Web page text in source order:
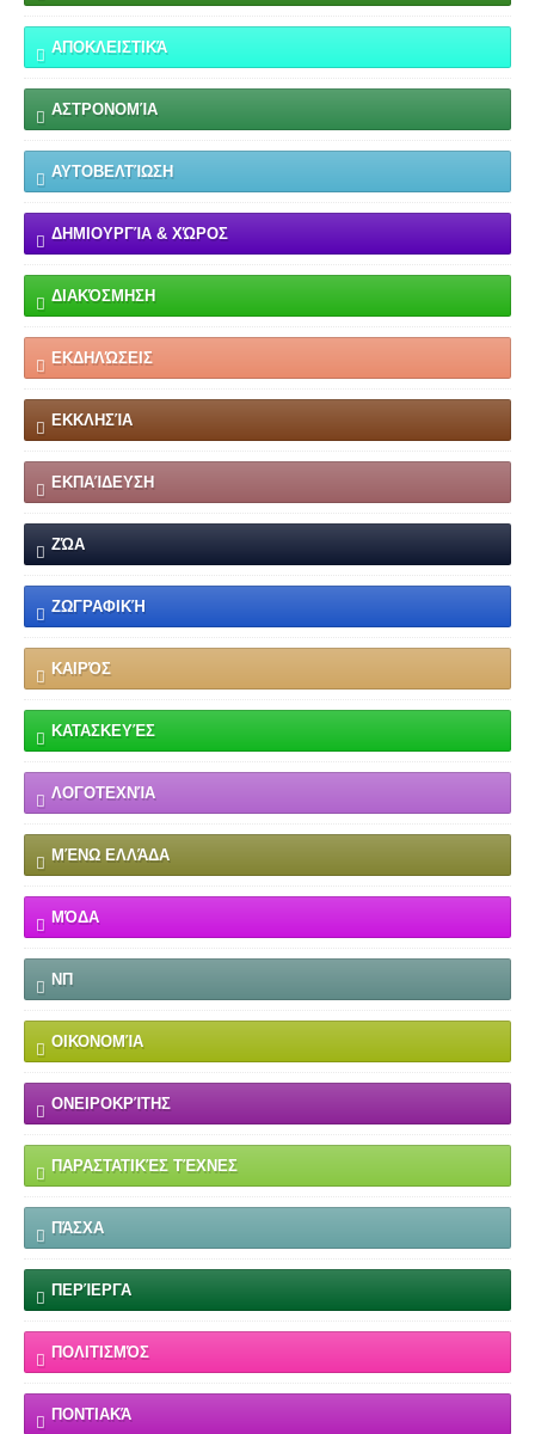
ΑΠΟΚΛΕΙΣΤΙΚΆ
ΑΣΤΡΟΝΟΜΊΑ
ΑΥΤΟΒΕΛΤΊΩΣΗ
ΔΗΜΙΟΥΡΓΊΑ & ΧΏΡΟΣ
ΔΙΑΚΌΣΜΗΣΗ
ΕΚΔΗΛΏΣΕΙΣ
ΕΚΚΛΗΣΊΑ
ΕΚΠΑΊΔΕΥΣΗ
ΖΏΑ
ΖΩΓΡΑΦΙΚΉ
ΚΑΙΡΌΣ
ΚΑΤΑΣΚΕΥΈΣ
ΛΟΓΟΤΕΧΝΊΑ
ΜΈΝΩ ΕΛΛΆΔΑ
ΜΌΔΑ
ΝΠ
ΟΙΚΟΝΟΜΊΑ
ΟΝΕΙΡΟΚΡΊΤΗΣ
ΠΑΡΑΣΤΑΤΙΚΈΣ ΤΈΧΝΕΣ
ΠΆΣΧΑ
ΠΕΡΊΕΡΓΑ
ΠΟΛΙΤΙΣΜΌΣ
ΠΟΝΤΙΑΚΆ